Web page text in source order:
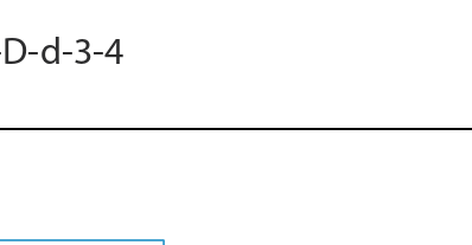
d-3-4